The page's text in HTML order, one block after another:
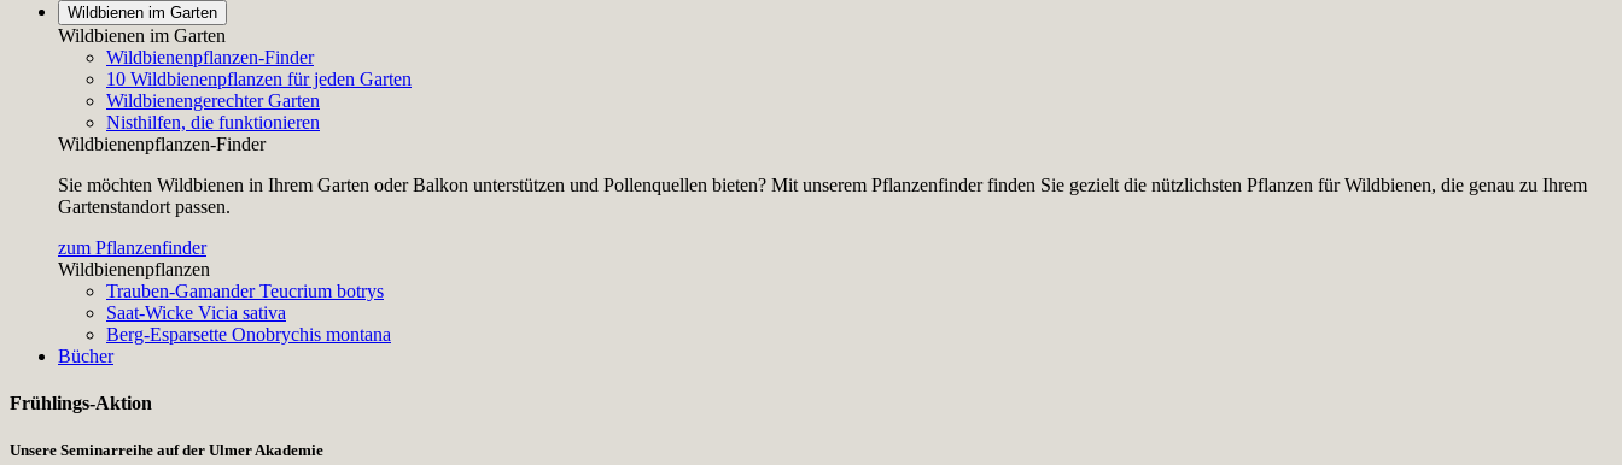
Wildbienen im Garten
Wildbienen im Garten
Wildbienenpflanzen-Finder
10 Wildbienenpflanzen für jeden Garten
Wildbienengerechter Garten
Nisthilfen, die funktionieren
Wildbienenpflanzen-Finder
Sie möchten Wildbienen in Ihrem Garten oder Balkon unterstützen und Pollenquellen bieten? Mit unserem Pflanzenfinder finden Sie gezielt die nützlichsten Pflanzen für Wildbienen, die genau zu Ihrem
Gartenstandort passen.
zum Pflanzenfinder
Wildbienenpflanzen
Trauben-Gamander Teucrium botrys
Saat-Wicke Vicia sativa
Berg-Esparsette Onobrychis montana
Bücher
Frühlings-Aktion
Unsere Seminarreihe auf der Ulmer Akademie